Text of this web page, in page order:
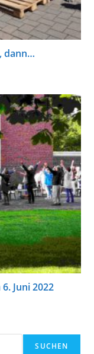
dann…
Juni 2022
SUCHEN